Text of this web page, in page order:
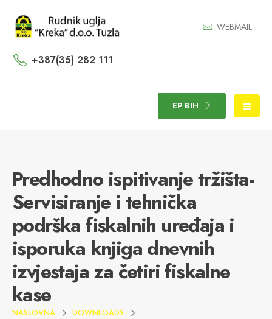
WEBMAIL
+387(35) 282 111
EP BIH
Predhodno ispitivanje tržišta-
Servisiranje i tehnička
podrška fiskalnih uređaja i
isporuka knjiga dnevnih
izvjestaja za četiri fiskalne
kase
NASLOVNA
DOWNLOADS